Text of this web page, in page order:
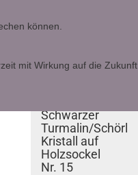
können.
mit Wirkung auf die Zukunft
Schwarzer
Turmalin/Schörl
Kristall auf
Holzsockel
Nr. 15